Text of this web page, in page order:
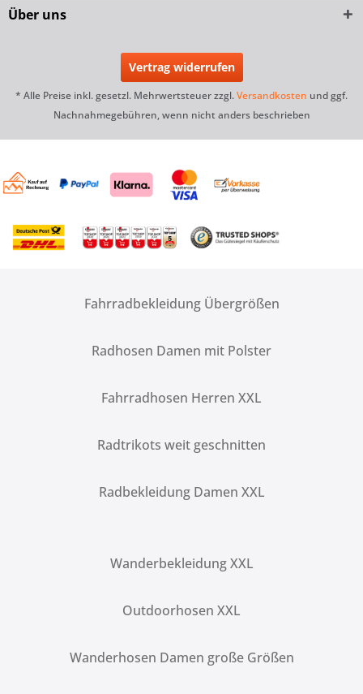
Über uns
Vertrag widerrufen
* Alle Preise inkl. gesetzl. Mehrwertsteuer zzgl.Versandkosten und ggf.
Nachnahmegebühren, wenn nicht anders beschrieben
Fahrradbekleidung Übergrößen
Radhosen Damen mit Polster
Fahrradhosen Herren XXL
Radtrikots weit geschnitten
Radbekleidung Damen XXL
Wanderbekleidung XXL
Outdoorhosen XXL
Wanderhosen Damen große Größen